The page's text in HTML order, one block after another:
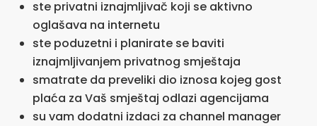
ste privatni iznajmljivač koji se aktivno
oglašava na internetu
ste poduzetni i planirate se baviti
iznajmljivanjem privatnog smještaja
smatrate da preveliki dio iznosa kojeg gost
plaća za Vaš smještaj odlazi agencijama
su vam dodatni izdaci za channel manager